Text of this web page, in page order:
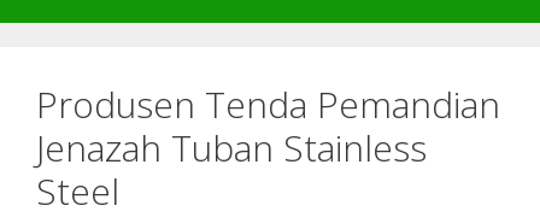
Produsen Tenda Pemandian
Jenazah Tuban Stainless
Steel